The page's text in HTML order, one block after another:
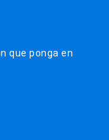
que ponga en